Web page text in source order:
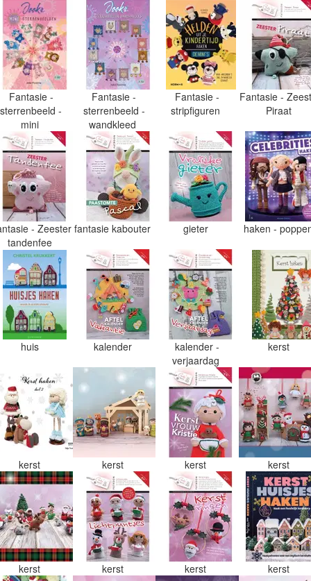
Fantasie -
sterrenbeeld -
mini
Fantasie -
sterrenbeeld -
wandkleed
Fantasie -
stripfiguren
Fantasie -
Piraat
- Zeester
tandenfee
fantasie kabouter gieter haken -
huis kalender
kalender -
verjaardag
kerst
kerst kerst kerst kerst
kerst kerst kerst kerst